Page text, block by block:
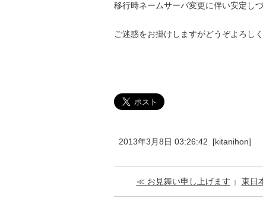
移行時ネームサーバ変更に伴い安定し
ご迷惑をお掛けしますがどうぞよろし
2013年3月8日 03:26:42 [kitanihon]
≪ お見舞い申し上げます ｜ 東日